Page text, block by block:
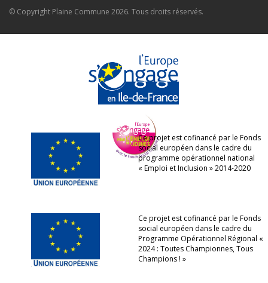
© Copyright Plaine Commune 2026. Tous droits réservés.
Ce projet est cofinancé par le Fonds
social européen dans le cadre du
programme opérationnel national
« Emploi et Inclusion » 2014-2020
Ce projet est cofinancé par le Fonds
social européen dans le cadre du
Programme Opérationnel Régional «
2024 : Toutes Championnes, Tous
Champions ! »